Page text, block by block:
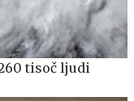
tisoč ljudi